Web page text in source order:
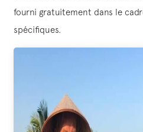
fourni gratuitement dans le
spécifiques.